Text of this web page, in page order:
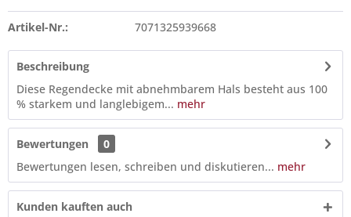
Artikel-Nr.: 7071325939668
Beschreibung
Diese Regendecke mit abnehmbarem Hals besteht aus 100
% starkem und langlebigem... mehr
Bewertungen
0
Bewertungen lesen, schreiben und diskutieren... mehr
Kunden kauften auch